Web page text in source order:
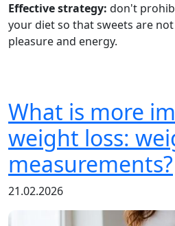
Effective strategy: don't
your diet so that sweets are
pleasure and energy.
What is more
weight loss:
measurements?
21.02.2026